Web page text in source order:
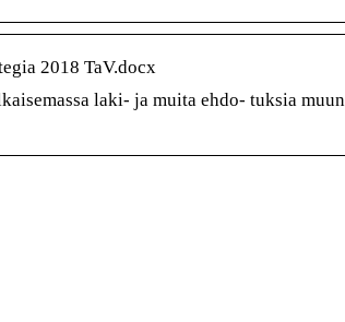
2018 TaV.docx
laki- ja muita ehdo- tuksia muun